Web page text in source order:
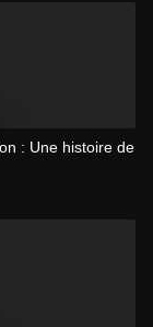
: Une histoire de